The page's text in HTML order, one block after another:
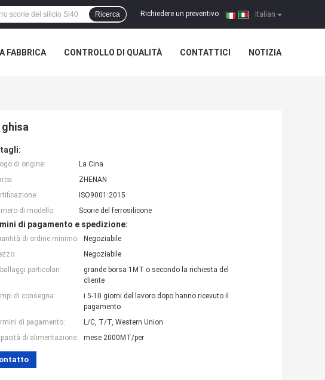
Italian
Richiedere un preventivo |
Ricerca
FABBRICA CONTROLLO DI QUALITÀ CONTATTICI NOTIZIA
di origine:
La Cina
ZHENAN
ISO9001:2015
di modello:
Scorie del ferrosilicone
di pagamento e spedizione:
di ordine minimo:
Negoziabile
Negoziabile
particolari:
grande borsa 1MT o secondo la richiesta del
cliente
di consegna:
i 5-10 giorni del lavoro dopo hanno ricevuto il
pagamento
di pagamento:
L/C, T/T, Western Union
di alimentazione:
mese 2000MT/per